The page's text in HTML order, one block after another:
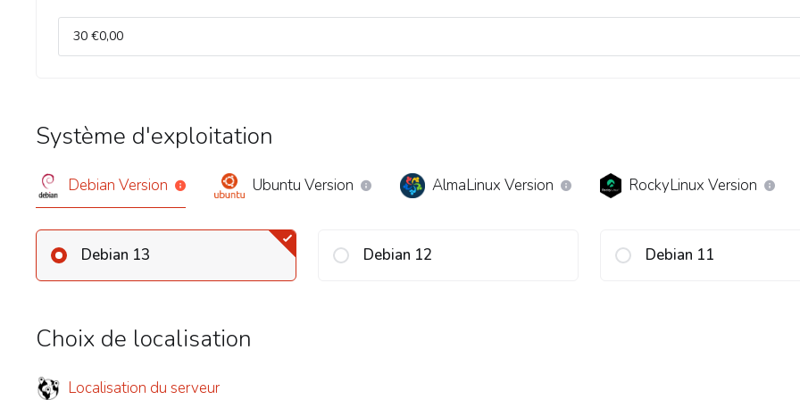
Système d'exploitation
Debian Version Ubuntu Version AlmaLinux Version RockyLinux Version
Debian 13 Debian 12 Debian 11
Choix de localisation
Localisation du serveur